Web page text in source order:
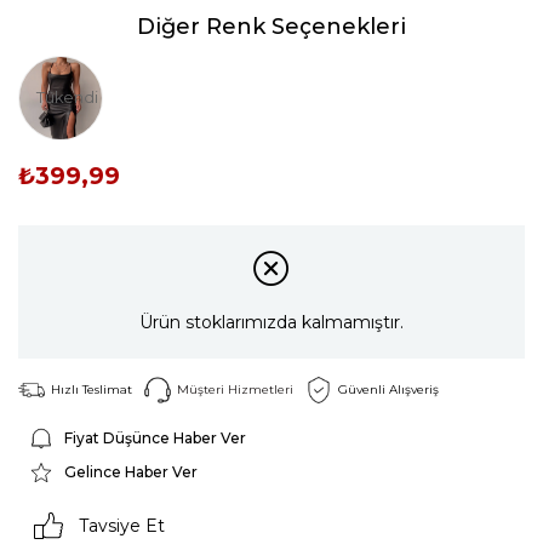
Diğer Renk Seçenekleri
Tükendi
₺399,99
Ürün stoklarımızda kalmamıştır.
Hızlı Teslimat Müşteri Hizmetleri Güvenli Alışveriş
Fiyat Düşünce Haber Ver
Gelince Haber Ver
Tavsiye Et